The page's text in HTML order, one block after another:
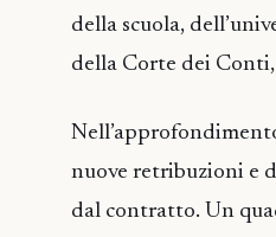
della scuola,
della Corte dei
nuove retribuzioni e
dal contratto. Un